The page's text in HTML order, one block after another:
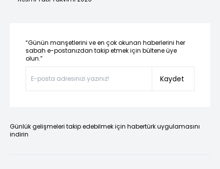
“Günün manşetlerini ve en çok okunan haberlerini her
sabah e-postanızdan takip etmek için bültene üye
olun.”
Kaydet
Günlük gelişmeleri takip edebilmek için habertürk uygulamasını
indirin